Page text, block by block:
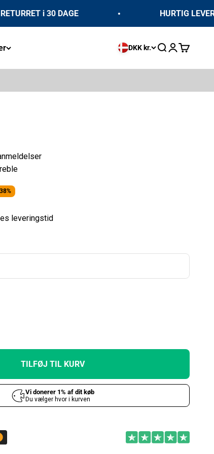
i 30 DAGE HURTIG
DKK kr. ÅbnÅbnÅbn
leveringstid
TILFØJ TIL KURV